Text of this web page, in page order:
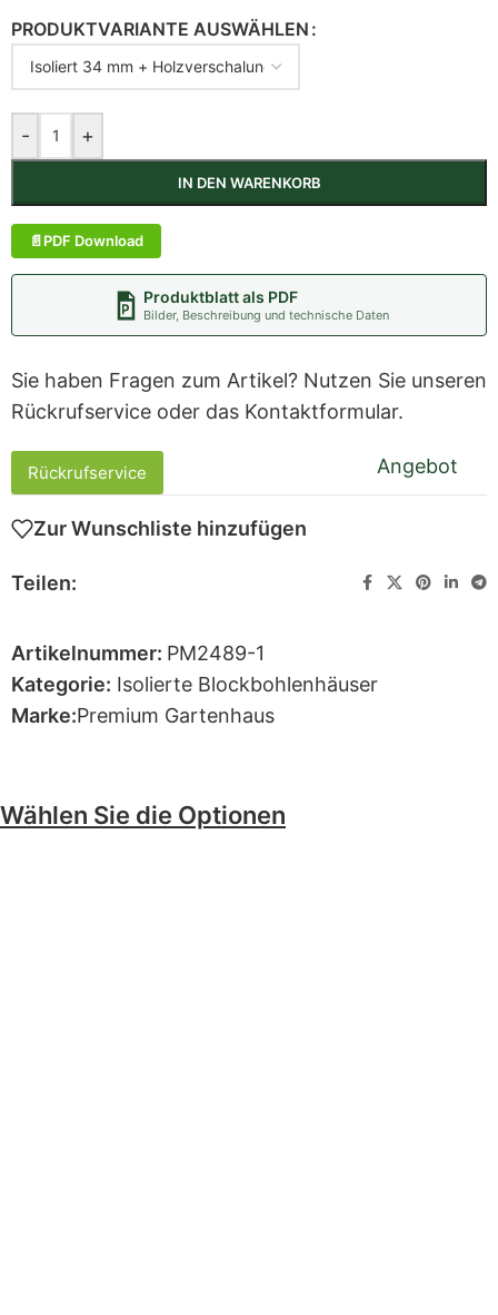
Wählen Sie die Optionen
PRODUKTVARIANTE AUSWÄHLEN
- +
IN DEN WARENKORB
PDF Download
Produktblatt als PDF
Bilder, Beschreibung und technische Daten
Sie haben Fragen zum Artikel? Nutzen Sie unseren
Rückrufservice oder das Kontaktformular.
Rückrufservice Angebot
Zur Wunschliste hinzufügen
Teilen:
Artikelnummer: PM2489-1
Kategorie: Isolierte Blockbohlenhäuser
Marke:Premium Gartenhaus